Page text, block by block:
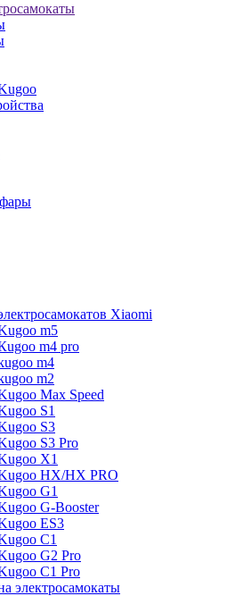
Xiaomi
m5
m4 pro
m4
m2
Max Speed
S1
S3
S3 Pro
X1
HX/HX PRO
G1
G-Booster
ES3
C1
G2 Pro
C1 Pro
электросамокаты